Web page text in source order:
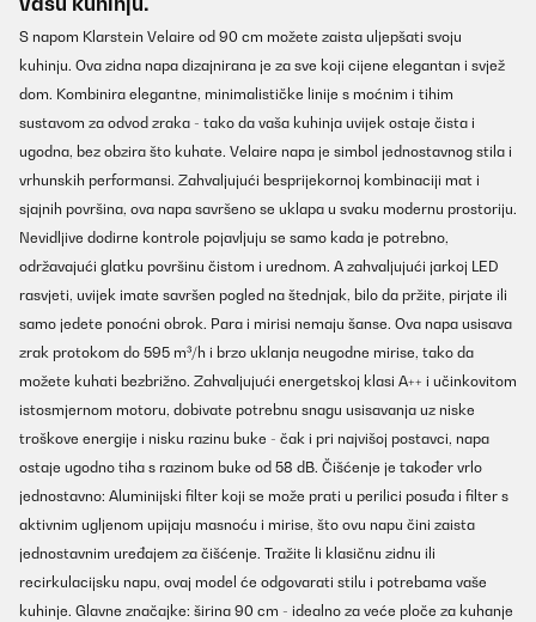
S napom Klarstein Velaire od 90 cm možete zaista uljepšati svoju
kuhinju. Ova zidna napa dizajnirana je za sve koji cijene elegantan i svjež
dom. Kombinira elegantne, minimalističke linije s moćnim i tihim
sustavom za odvod zraka - tako da vaša kuhinja uvijek ostaje čista i
ugodna, bez obzira što kuhate. Velaire napa je simbol jednostavnog stila i
vrhunskih performansi. Zahvaljujući besprijekornoj kombinaciji mat i
sjajnih površina, ova napa savršeno se uklapa u svaku modernu prostoriju.
Nevidljive dodirne kontrole pojavljuju se samo kada je potrebno,
održavajući glatku površinu čistom i urednom. A zahvaljujući jarkoj LED
rasvjeti, uvijek imate savršen pogled na štednjak, bilo da pržite, pirjate ili
samo jedete ponoćni obrok. Para i mirisi nemaju šanse. Ova napa usisava
zrak protokom do 595 m³/h i brzo uklanja neugodne mirise, tako da
možete kuhati bezbrižno. Zahvaljujući energetskoj klasi A++ i učinkovitom
istosmjernom motoru, dobivate potrebnu snagu usisavanja uz niske
troškove energije i nisku razinu buke - čak i pri najvišoj postavci, napa
ostaje ugodno tiha s razinom buke od 58 dB. Čišćenje je također vrlo
jednostavno: Aluminijski filter koji se može prati u perilici posuđa i filter s
aktivnim ugljenom upijaju masnoću i mirise, što ovu napu čini zaista
jednostavnim uređajem za čišćenje. Tražite li klasičnu zidnu ili
recirkulacijsku napu, ovaj model će odgovarati stilu i potrebama vaše
kuhinje. Glavne značajke: širina 90 cm - idealno za veće ploče za kuhanje